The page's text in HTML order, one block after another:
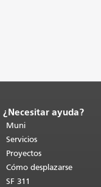
Fin del contenido de la
de esta página se repite en
páginas.Volver al principio
contenido principal
¿Necesitar ayuda?
Muni
Servicios
Proyectos
Cómo desplazarse
SF 311